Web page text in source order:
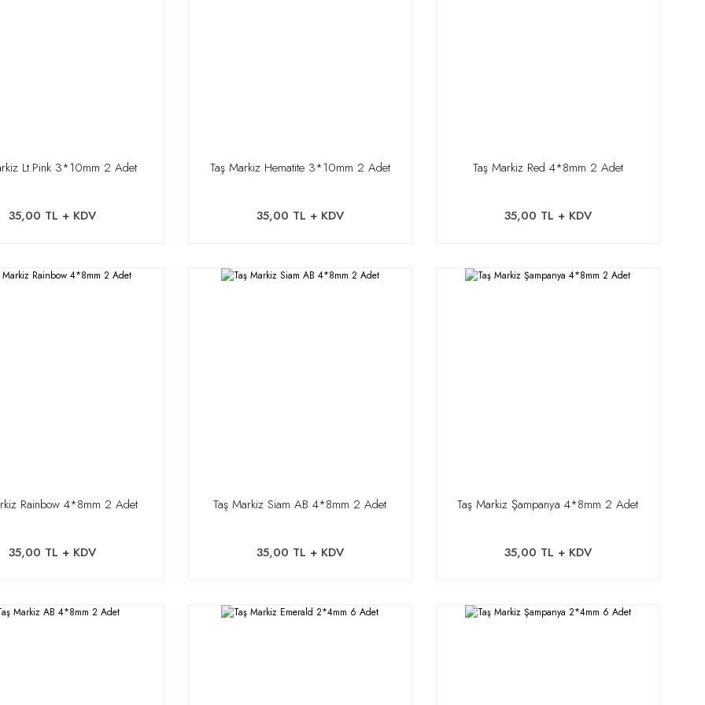
Lt.Pink 3*10mm 2 Adet
35,00 TL + KDV
Taş Markiz Hematite 3*10mm 2 Adet
35,00 TL + KDV
Taş Markiz Red 4*8mm 2 Adet
35,00 TL + KDV
Rainbow 4*8mm 2 Adet
35,00 TL + KDV
Taş Markiz Siam AB 4*8mm 2 Adet
35,00 TL + KDV
Taş Markiz Şampanya 4*8mm 2 Adet
35,00 TL + KDV